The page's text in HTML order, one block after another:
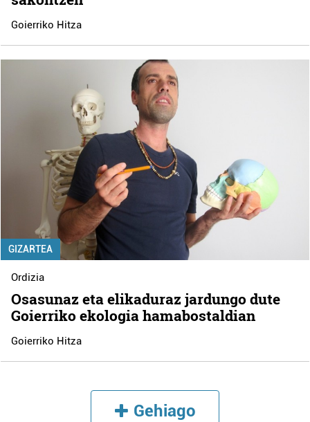
Goierriko Hitza
GIZARTEA
Ordizia
Osasunaz eta elikaduraz jardungo dute
Goierriko ekologia hamabostaldian
Goierriko Hitza
Gehiago